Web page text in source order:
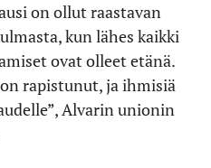
on ollut raastavan
kun lähes kaikki
ovat olleet etänä.
rapistunut, ja ihmisiä
Alvarin unionin